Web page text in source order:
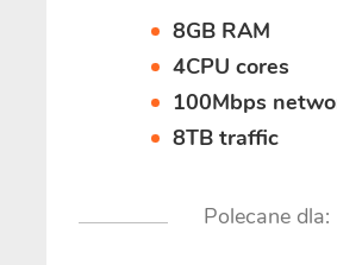
8GB RAM
4CPU cores
100Mbps
8TB traffic
Polecane dla: